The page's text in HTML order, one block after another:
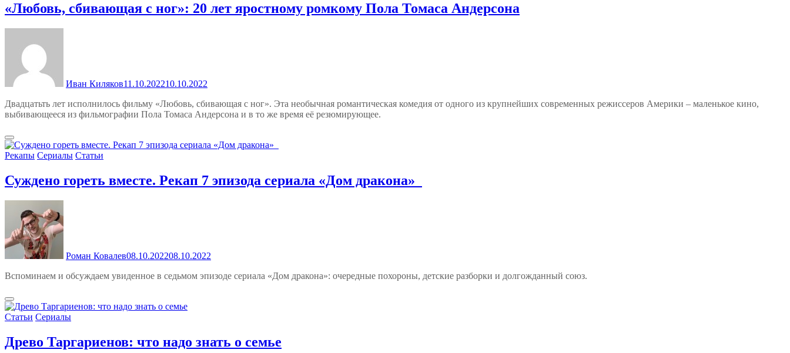
«Любовь, сбивающая с ног»: 20 лет яростному ромкому Пола Томаса Андерсона
Иван Киляков11.10.202210.10.2022
Двадцатьть лет исполнилось фильму «Любовь, сбивающая с ног». Эта необычная романтическая комедия от одного из крупнейших современных режиссеров Америки – маленькое кино,
выбивающееся из фильмографии Пола Томаса Андерсона и в то же время её резюмирующее.
Рекапы Сериалы Статьи
Суждено гореть вместе. Рекап 7 эпизода сериала «Дом дракона»
Роман Ковалев08.10.202208.10.2022
Вспоминаем и обсуждаем увиденное в седьмом эпизоде сериала «Дом дракона»: очередные похороны, детские разборки и долгожданный союз.
Статьи Сериалы
Древо Таргариенов: что надо знать о семье